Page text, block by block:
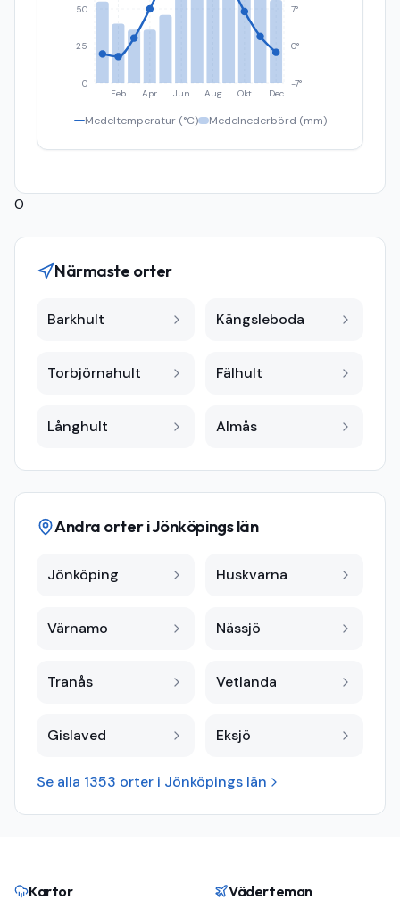
Feb Apr Jun Aug Okt Dec
0
25
50
-7°
0°
7°
Medeltemperatur (°C) Medelnederbörd (mm)
0
Närmaste orter
Barkhult Kängsleboda
Torbjörnahult Fälhult
Långhult Almås
Andra orter iJönköpings län
Jönköping Huskvarna
Värnamo Nässjö
Tranås Vetlanda
Gislaved Eksjö
Se alla 1353 orter i Jönköpings län
Kartor Väderteman